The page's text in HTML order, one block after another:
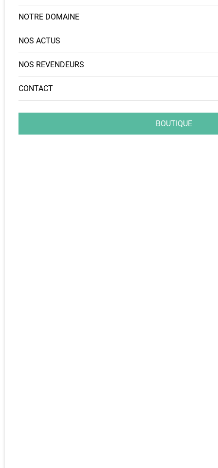
NOTRE DOMAINE
NOS ACTUS
NOS REVENDEURS
CONTACT
BOUTIQUE